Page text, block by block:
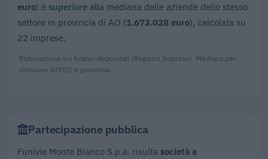
euro) è superiore alla mediana delle aziende dello stesso
settore in provincia di AO (1.673.028 euro), calcolata su
22 imprese.
Elaborazione sui bilanci depositati (Registro Imprese). Mediana per
divisione ATECO e provincia.
Partecipazione pubblica
Funivie Monte Bianco S.p.a. risulta società a